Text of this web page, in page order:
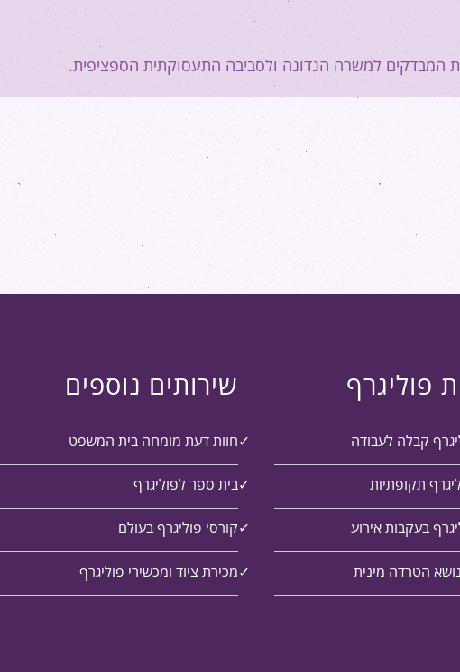
המבדקים למשרה הנדונה ולסביבה התעסוקתית הספציפית.
פוליגרף
קבלה לעבודה
תקופתיות
בעקבות אירוע
הטרדה מינית
שירותים נוספים
חוות דעת מומחה בית המשפט
בית ספר לפוליגרף
קורסי פוליגרף בעולם
מכירת ציוד ומכשירי פוליגרף